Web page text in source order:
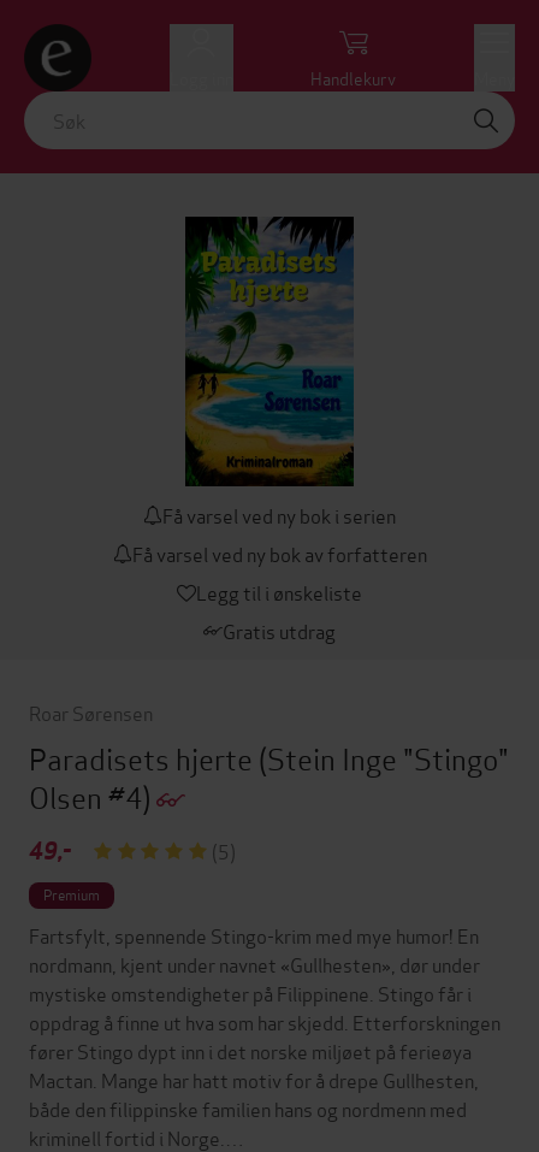
Handlekurv
Få varsel ved ny bok i serien
Få varsel ved ny bok av forfatteren
Legg til i ønskeliste
Gratis utdrag
Roar Sørensen
Paradisets hjerte (Stein Inge "Stingo"
Olsen #4)
49,- (5)
Premium
Fartsfylt, spennende Stingo-krim med mye humor! En
nordmann, kjent under navnet «Gullhesten», dør under
mystiske omstendigheter på Filippinene. Stingo får i
oppdrag å finne ut hva som har skjedd. Etterforskningen
fører Stingo dypt inn i det norske miljøet på ferieøya
Mactan. Mange har hatt motiv for å drepe Gullhesten,
både den filippinske familien hans og nordmenn med
kriminell fortid i Norge.…